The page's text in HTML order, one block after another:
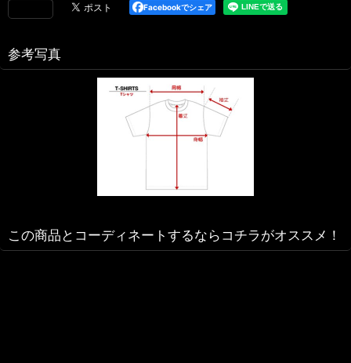
Facebookでシェア
参考写真
この商品とコーディネートするならコチラがオススメ！